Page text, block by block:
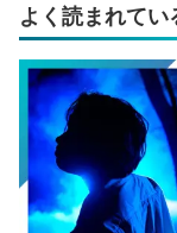
よく読まれてい